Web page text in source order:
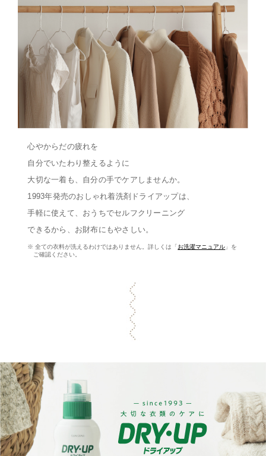
心やからだの疲れを
自分でいたわり整えるように
大切な一着も、自分の手でケアしませんか。
1993年発売のおしゃれ着洗剤ドライアップは、
手軽に使えて、おうちでセルフクリーニング
できるから、 お財布にもやさしい。
※ 全ての衣料が洗えるわけではありません。詳しくは「お洗濯マニュアル 」を
ご確認ください。